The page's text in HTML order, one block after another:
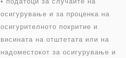
осигурување и за проценка на
осигурителното покритие и
висината на отштетата или на
надоместокот за осигурување и за